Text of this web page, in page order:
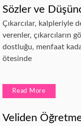
Sözler ve
Çıkarcılar, kalpleriyle
verenler, çıkarcıların
dostluğu, menfaat
ötesinde
Read More
Veliden